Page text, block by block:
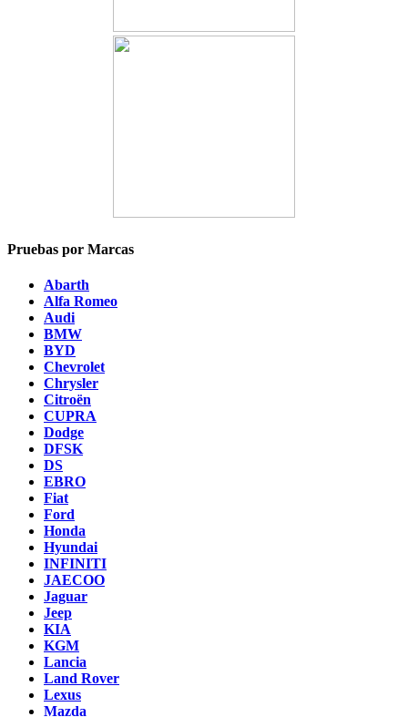
Pruebas por Marcas
Abarth
Alfa Romeo
Audi
BMW
BYD
Chevrolet
Chrysler
Citroën
CUPRA
Dodge
DFSK
DS
EBRO
Fiat
Ford
Honda
Hyundai
INFINITI
JAECOO
Jaguar
Jeep
KIA
KGM
Lancia
Land Rover
Lexus
Mazda